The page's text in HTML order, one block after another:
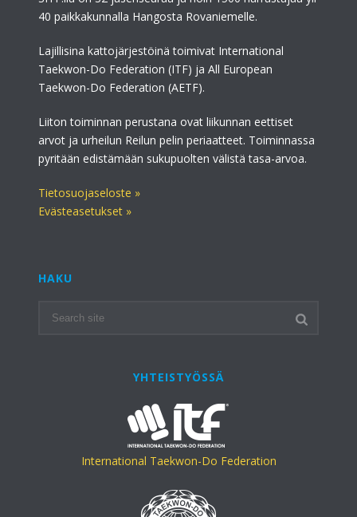
40 paikkakunnalla Hangosta Rovaniemelle.
Lajillisina kattojärjestöinä toimivat International
Taekwon-Do Federation (ITF) ja All European
Taekwon-Do Federation (AETF).
Liiton toiminnan perustana ovat liikunnan eettiset
arvot ja urheilun Reilun pelin periaatteet. Toiminnassa
pyritään edistämään sukupuolten välistä tasa-arvoa.
Tietosuojaseloste »
Evästeasetukset »
HAKU
YHTEISTYÖSSÄ
International Taekwon-Do Federation